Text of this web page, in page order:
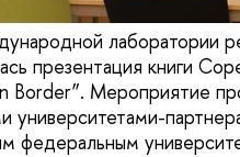
лаборатории
презентация книги
Border”. Мероприятие
университетами-
федеральным